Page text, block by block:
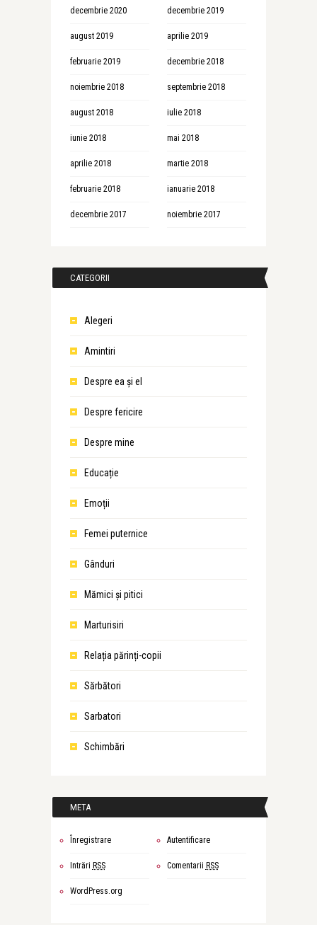
decembrie 2020 decembrie 2019
august 2019 aprilie 2019
februarie 2019 decembrie 2018
noiembrie 2018 septembrie 2018
august 2018 iulie 2018
iunie 2018 mai 2018
aprilie 2018 martie 2018
februarie 2018 ianuarie 2018
decembrie 2017 noiembrie 2017
CATEGORII
Alegeri
Amintiri
Despre ea şi el
Despre fericire
Despre mine
Educație
Emoții
Femei puternice
Gânduri
Mămici și pitici
Marturisiri
Relația părinți-copii
Sărbători
Sarbatori
Schimbări
META
Înregistrare Autentificare
Intrări RSS Comentarii RSS
WordPress.org